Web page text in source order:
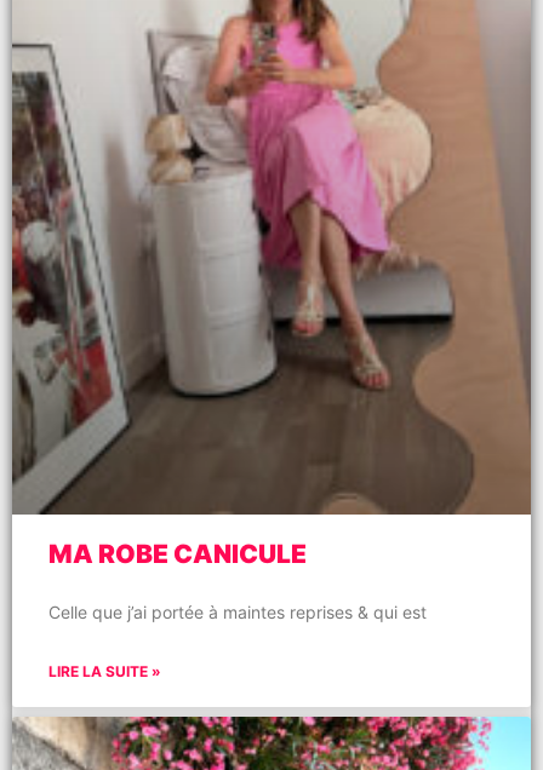
MA ROBE CANICULE
Celle que j’ai portée à maintes reprises & qui est
LIRE LA SUITE »